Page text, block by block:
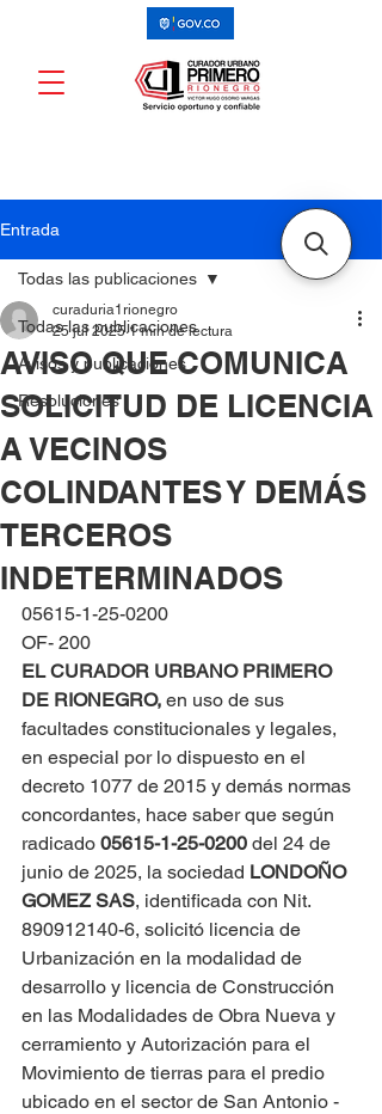
Entrada
Todas las publicaciones
Avisos y publicaciones
Resoluciones
Todas las publicaciones
AVISO QUE COMUNICA
SOLICITUD DE LICENCIA
A VECINOS
COLINDANTES Y DEMÁS
TERCEROS
INDETERMINADOS
curaduria1rionegro
25 jul 2025 1 min de lectura
05615-1-25-0200
OF- 200
EL CURADOR URBANO PRIMERO
DE RIONEGRO, en uso de sus
facultades constitucionales y legales,
en especial por lo dispuesto en el
decreto 1077 de 2015 y demás normas
concordantes, hace saber que según
radicado 05615-1-25-0200 del 24 de
junio de 2025, la sociedad LONDOÑO
GOMEZ SAS, identificada con Nit.
890912140-6, solicitó licencia de
Urbanización en la modalidad de
desarrollo y licencia de Construcción
en las Modalidades de Obra Nueva y
cerramiento y Autorización para el
Movimiento de tierras para el predio
ubicado en el sector de San Antonio -